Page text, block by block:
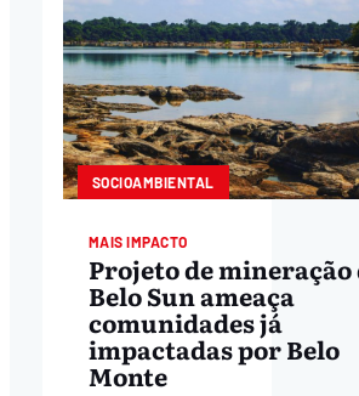
SOCIOAMBIENTAL
MAIS IMPACTO
Projeto de mineração
Belo Sun ameaça
comunidades já
impactadas por Belo
Monte